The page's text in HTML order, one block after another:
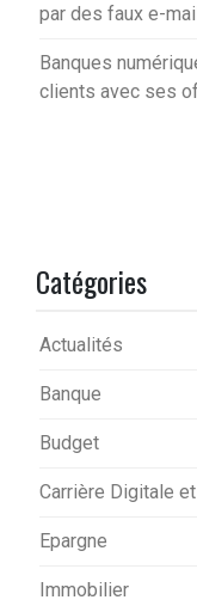
par des faux e-
Banques
clients avec ses
Catégories
Actualités
Banque
Budget
Carrière Digitale
Epargne
Immobilier